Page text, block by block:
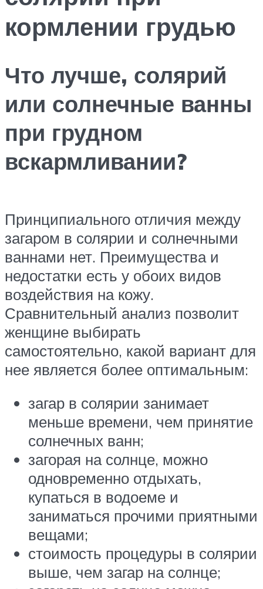
кормлении грудью
Что лучше, солярий
или солнечные ванны
при грудном
вскармливании?
Принципиального отличия между
загаром в солярии и солнечными
ваннами нет. Преимущества и
недостатки есть у обоих видов
воздействия на кожу.
Сравнительный анализ позволит
женщине выбирать
самостоятельно, какой вариант для
нее является более оптимальным:
загар в солярии занимает
меньше времени, чем принятие
солнечных ванн;
загорая на солнце, можно
одновременно отдыхать,
купаться в водоеме и
заниматься прочими приятными
вещами;
стоимость процедуры в солярии
выше, чем загар на солнце;